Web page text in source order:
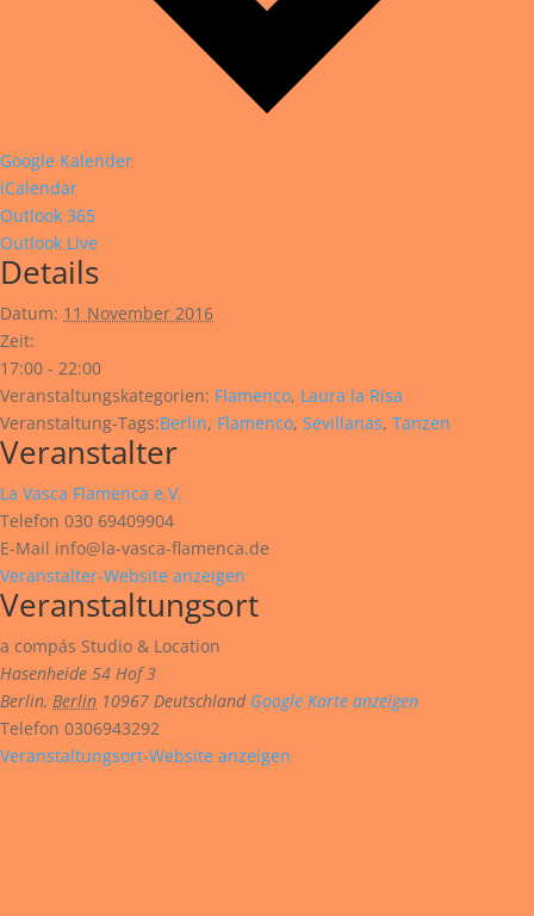
Google Kalender
iCalendar
Outlook 365
Outlook Live
Details
Datum: 11 November 2016
Zeit:
17:00 - 22:00
Veranstaltungskategorien: Flamenco, Laura la Risa
Veranstaltung-Tags:Berlin, Flamenco, Sevillanas, Tanzen
Veranstalter
La Vasca Flamenca e.V.
Telefon 030 69409904
E-Mail info@la-vasca-flamenca.de
Veranstalter-Website anzeigen
Veranstaltungsort
a compás Studio & Location
Hasenheide 54 Hof 3
Berlin, Berlin 10967 Deutschland Google Karte anzeigen
Telefon 0306943292
Veranstaltungsort-Website anzeigen